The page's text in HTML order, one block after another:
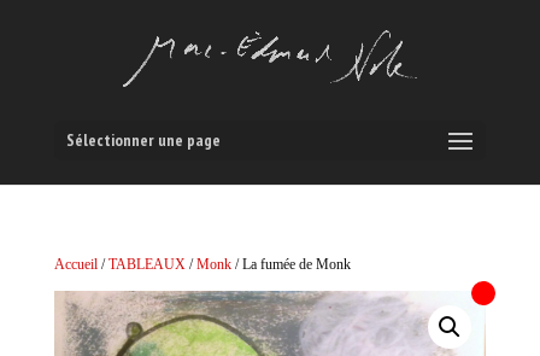
Sélectionner une page
Accueil/TABLEAUX/Monk/ La fumée de Monk